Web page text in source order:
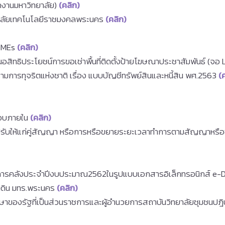
นมหาวิทยาลัย) (คลิก)
เทคโนโลยีราชมงคลพระนคร (คลิก)
(คลิก)
สิทธิประโยชน์การขอเช่าพื้นที่ติดตั้งป้ายโฆษณาประชาสัมพันธ์ (จอ
การทุจริตแห่งชาติ เรื่อง แบบบัญชีทรัพย์สินและหนี้สิน พศ.2563 (
ภายใน (คลิก)
ให้แก่คู่สัญญา หรือการหรือขยายระยะเวลาทำการตามสัญญาหรื
รคลังประจำปีงบประมาณ2562ในรูปแบบเอกสารอิเล็กทรอนิกส์
น มทร.พระนคร (คลิก)
ของรัฐที่เป็นส่วนราชการและผู้อำนวยการสถาบันวิทยาลัยชุมชนป